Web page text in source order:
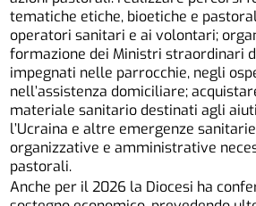
tematiche etiche, bioetiche e
operatori sanitari e ai volontari;
formazione dei Ministri straordinari
impegnati nelle parrocchie, negli
nell’assistenza domiciliare;
materiale sanitario destinati agli
l’Ucraina e altre emergenze
organizzative e amministrative
pastorali.
Anche per il 2026 la Diocesi ha